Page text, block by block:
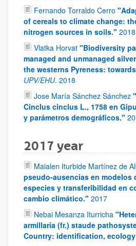
Fernando Torraldo Cerro
of cereals to climate change:
nitrogen sources in soils." 2018
Vlatka Horvat "Biodiversity
managed and unmanaged
the westerns Pyreness:
UPV/EHU. 2018
Jose María Sánchez Sánchez
Cinclus cinclus L., 1758 en
y parámetros demográficos."
2017 year
Maialen Iturbide Martínez de
pseudo-ausencias en modelos
especies y transferibilidad en
cambio climático." 2017
Nebai Mesanza Iturricha
armillaria (fr.) staude
Country: identification,